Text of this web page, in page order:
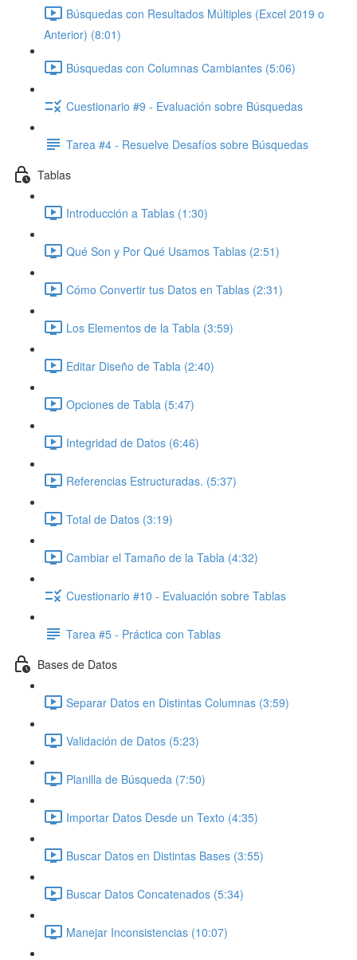
Búsquedas con Resultados Múltiples (Excel 2019 o
Anterior) (8:01)
Búsquedas con Columnas Cambiantes (5:06)
Cuestionario #9 - Evaluación sobre Búsquedas
Tarea #4 - Resuelve Desafíos sobre Búsquedas
Tablas
Introducción a Tablas (1:30)
Qué Son y Por Qué Usamos Tablas (2:51)
Cómo Convertir tus Datos en Tablas (2:31)
Los Elementos de la Tabla (3:59)
Editar Diseño de Tabla (2:40)
Opciones de Tabla (5:47)
Integridad de Datos (6:46)
Referencias Estructuradas. (5:37)
Total de Datos (3:19)
Cambiar el Tamaño de la Tabla (4:32)
Cuestionario #10 - Evaluación sobre Tablas
Tarea #5 - Práctica con Tablas
Bases de Datos
Separar Datos en Distintas Columnas (3:59)
Validación de Datos (5:23)
Planilla de Búsqueda (7:50)
Importar Datos Desde un Texto (4:35)
Buscar Datos en Distintas Bases (3:55)
Buscar Datos Concatenados (5:34)
Manejar Inconsistencias (10:07)